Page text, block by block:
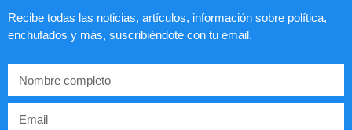
Recibe todas las noticias, artículos, información sobre política,
enchufados y más, suscribiéndote con tu email.